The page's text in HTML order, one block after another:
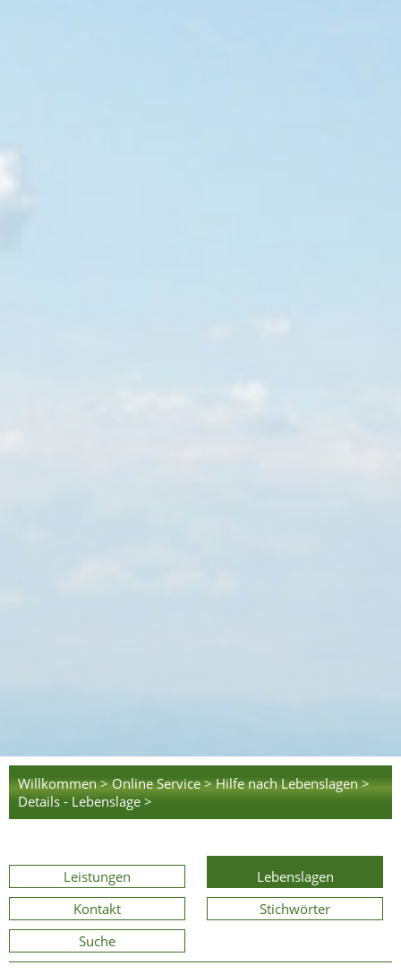
Willkommen > Online Service > Hilfe nach Lebenslagen >
Details - Lebenslage >
Leistungen
Lebenslagen
Kontakt
Stichwörter
Suche